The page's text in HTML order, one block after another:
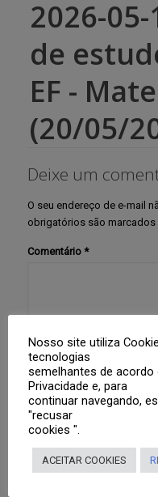
2026-
de
EF -
(20/05/
Deixe um
O seu endereço de e-mail
obrigatórios são marcados
Comentário *
Nome*
E-mail*
Nosso site utiliza
tecnologias
semelhantes de
Privacidade e, para
continuar navegando,
"recusar
cookies ".
ACEITAR COOKIES